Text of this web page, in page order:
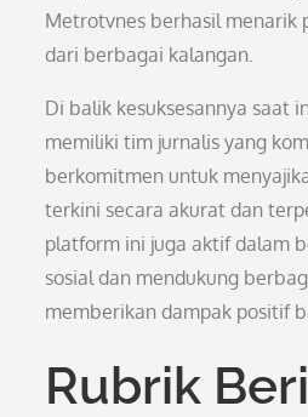
Metrotvnes berhasil menarik
dari berbagai kalangan.
Di balik kesuksesannya saat
memiliki tim jurnalis yang
berkomitmen untuk
terkini secara akurat dan
platform ini juga aktif dalam
sosial dan mendukung
memberikan dampak positif
Rubrik